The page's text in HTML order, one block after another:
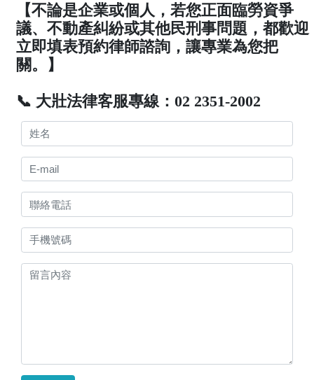
【不論是企業或個人，若您正面臨勞資爭
議、不動產糾紛或其他民刑事問題，都歡迎
立即填表預約律師諮詢，讓專業為您把
關。】
📞 大壯法律客服專線：02 2351-2002